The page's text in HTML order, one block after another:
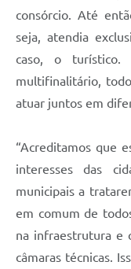
consórcio. Até
seja, atendia
caso, o turístico.
multifinalitário,
atuar juntos em
“Acreditamos que
interesses das
municipais a
em comum de
na infraestrutura e
câmaras técnicas.